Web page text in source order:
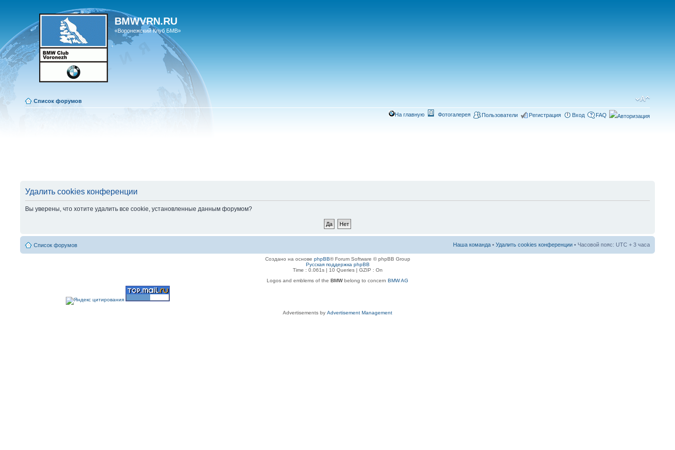
BMWVRN.RU
«Воронежский Клуб БМВ»
Список форумов
На главную Фотогалерея Пользователи Регистрация Вход FAQ
Удалить cookies конференции
Вы уверены, что хотите удалить все cookie, установленные данным форумом?
Список форумов Наша команда • Удалить cookies конференции • Часовой пояс: UTC + 3 часа
Создано на основе phpBB® Forum Software © phpBB Group
Русская поддержка phpBB
Time : 0.061s | 10 Queries | GZIP : On
Logos and emblems of the BMWbelong to concern BMW AG
Advertisements by Advertisement Management